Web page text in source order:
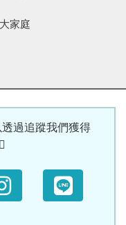
家庭
過追蹤我們獲得